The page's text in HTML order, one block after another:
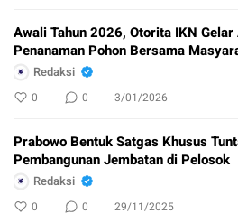
Awali Tahun 2026, Otorita IKN
Penanaman Pohon Bersama
Redaksi
0 0 3/01/2026
Prabowo Bentuk Satgas Khusus
Pembangunan Jembatan di Pelosok
Redaksi
0 0 29/11/2025